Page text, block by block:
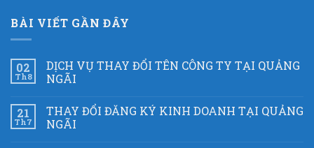
BÀI VIẾT GẦN ĐÂY
02
Th8
DỊCH VỤ THAY ĐỔI TÊN CÔNG TY TẠI QUẢNG
NGÃI
21
Th7
THAY ĐỔI ĐĂNG KÝ KINH DOANH TẠI QUẢNG
NGÃI